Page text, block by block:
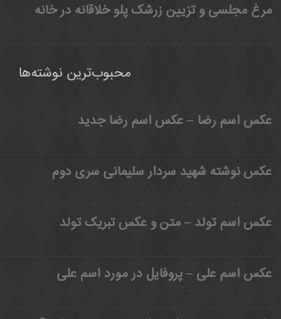
مرغ مجلسی و تزیین زرشک پلو خلاقانه در خانه
محبوب‌ترین نوشته‌ها
عکس اسم رضا – عکس اسم رضا جدید
عکس نوشته شهید سردار سلیمانی سری دوم
عکس اسم تولد – متن و عکس تبریک تولد
عکس اسم علی – پروفایل در مورد اسم علی